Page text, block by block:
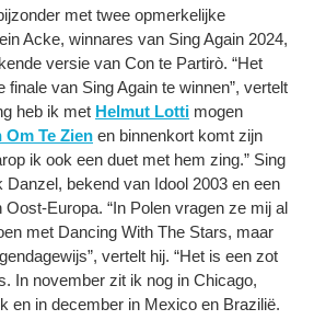
met twee opmerkelijke
Acke, winnares van Sing Again 2024,
versie van Con te Partirò. “Het
van Sing Again te winnen”, vertelt
heb ik met Helmut Lotti mogen
Om Te Zien en binnenkort komt zijn
ik ook een duet met hem zing.” Sing
bekend van Idool 2003 en een
Europa. “In Polen vragen ze mij al
met Dancing With The Stars, maar
vertelt hij. “Het is een zot
In november zit ik nog in Chicago,
en in december in Mexico en Brazilië.